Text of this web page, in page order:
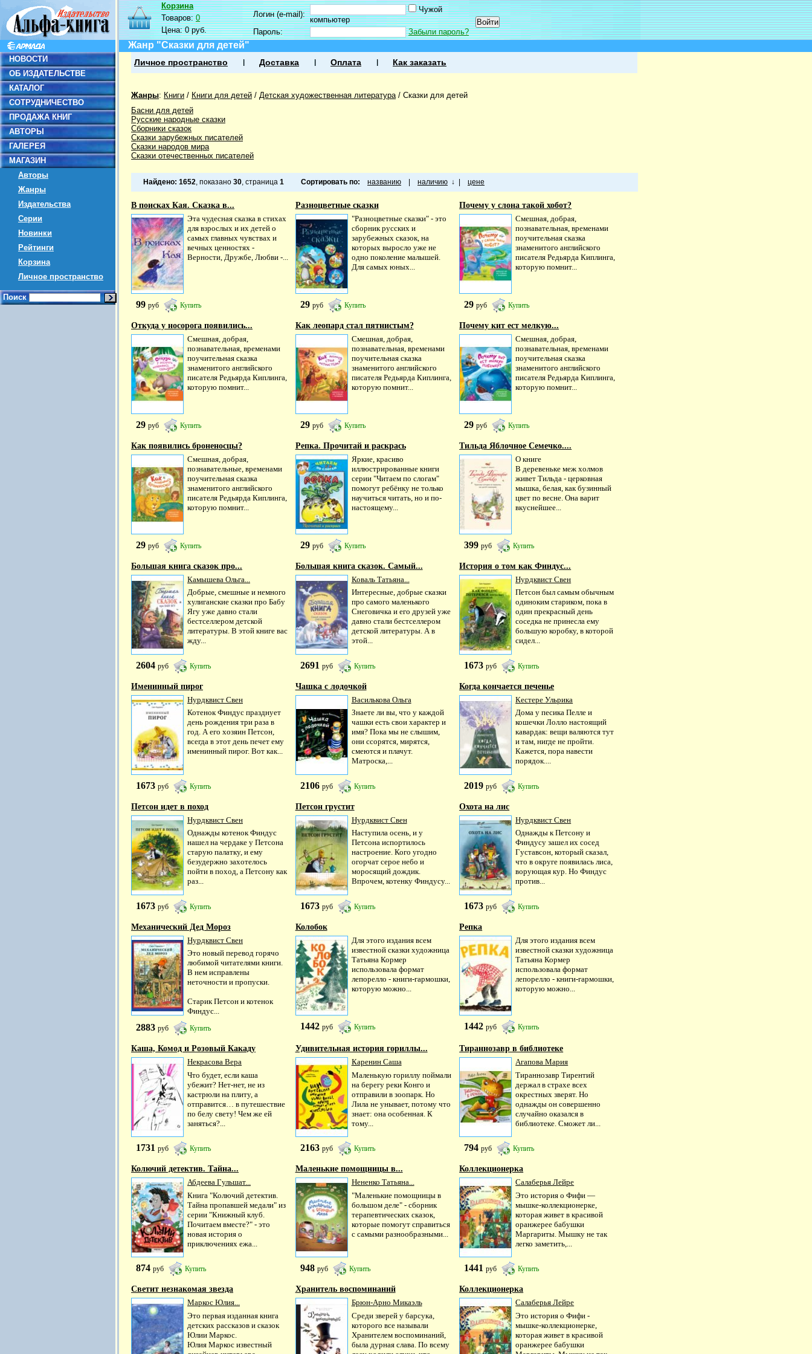
НОВОСТИ
ОБ ИЗДАТЕЛЬСТВЕ
КАТАЛОГ
СОТРУДНИЧЕСТВО
ПРОДАЖА КНИГ
АВТОРЫ
ГАЛЕРЕЯ
МАГАЗИН
Авторы
Жанры
Издательства
Серии
Новинки
Рейтинги
Корзина
Личное пространство
Поиск
Корзина
Товаров:0
Цена:0 руб.
Логин (e-mail):
Чужой
компьютер
Пароль:
Забыли пароль?
Жанр "Сказки для детей"
Личное пространство Доставка Оплата Как заказать
Жанры: Книги / Книги для детей / Детская художественная литература/ Сказки для детей
Басни для детей
Русские народные сказки
Сборники сказок
Сказки зарубежных писателей
Сказки народов мира
Сказки отечественных писателей
Найдено: 1652, показано 30, страница 1 Сортировать по: названию наличию ↓ цене
В поисках Кая. Сказка в...
Эта чудесная сказка в стихах
для взрослых и их детей о
самых главных чувствах и
вечных ценностях -
Верности, Дружбе, Любви -...
99 руб Купить
Разноцветные сказки
"Разноцветные сказки" - это
сборник русских и
зарубежных сказок, на
которых выросло уже не
одно поколение малышей.
Для самых юных...
29 руб Купить
Почему у слона такой хобот?
Смешная, добрая,
познавательная, временами
поучительная сказка
знаменитого английского
писателя Редьярда Киплинга,
которую помнит...
29руб Купить
Откуда у носорога появились...
Смешная, добрая,
познавательная, временами
поучительная сказка
знаменитого английского
писателя Редьярда Киплинга,
которую помнит...
29 руб Купить
Как леопард стал пятнистым?
Смешная, добрая,
познавательная, временами
поучительная сказка
знаменитого английского
писателя Редьярда Киплинга,
которую помнит...
29 руб Купить
Почему кит ест мелкую...
Смешная, добрая,
познавательная, временами
поучительная сказка
знаменитого английского
писателя Редьярда Киплинга,
которую помнит...
29руб Купить
Как появились броненосцы?
Смешная, добрая,
познавательные, временами
поучительная сказка
знаменитого английского
писателя Редьярда Киплинга,
которую помнит...
29 руб Купить
Репка. Прочитай и раскрась
Яркие, красиво
иллюстрированные книги
серии "Читаем по слогам"
помогут ребёнку не только
научиться читать, но и по-
настоящему...
29 руб Купить
Тильда Яблочное Семечко....
О книге
В деревеньке меж холмов
живет Тильда - церковная
мышка, белая, как бузинный
цвет по весне. Она варит
вкуснейшее...
399руб Купить
Большая книга сказок про...
Камышева Ольга...
Добрые, смешные и немного
хулиганские сказки про Бабу
Ягу уже давно стали
бестселлером детской
литературы. В этой книге вас
жду...
2604 руб Купить
Большая книга сказок. Самый...
Коваль Татьяна...
Интересные, добрые сказки
про самого маленького
Снеговичка и его друзей уже
давно стали бестселлером
детской литературы. А в
этой...
2691 руб Купить
История о том как Финдус...
Нурдквист Свен
Петсон был самым обычным
одиноким стариком, пока в
один прекрасный день
соседка не принесла ему
большую коробку, в которой
сидел...
1673руб Купить
Именинный пирог
Нурдквист Свен
Котенок Финдус празднует
день рождения три раза в
год. А его хозяин Петсон,
всегда в этот день печет ему
именинный пирог. Вот как...
1673 руб Купить
Чашка с лодочкой
Василькова Ольга
Знаете ли вы, что у каждой
чашки есть свои характер и
имя? Пока мы не слышим,
они ссорятся, мирятся,
смеются и плачут.
Матроска,...
2106 руб Купить
Когда кончается печенье
Кестере Ульрика
Дома у песика Пелле и
кошечки Лолло настоящий
кавардак: вещи валяются тут
и там, нигде не пройти.
Кажется, пора навести
порядок....
2019руб Купить
Петсон идет в поход
Нурдквист Свен
Однажды котенок Финдус
нашел на чердаке у Петсона
старую палатку, и ему
безудержно захотелось
пойти в поход, а Петсону как
раз...
1673 руб Купить
Петсон грустит
Нурдквист Свен
Наступила осень, и у
Петсона испортилось
настроение. Кого угодно
огорчат серое небо и
моросящий дождик.
Впрочем, котенку Финдусу...
1673 руб Купить
Охота на лис
Нурдквист Свен
Однажды к Петсону и
Финдусу зашел их сосед
Густавсон, который сказал,
что в округе появилась лиса,
ворующая кур. Но Финдус
против...
1673руб Купить
Механический Дед Мороз
Нурдквист Свен
Это новый перевод горячо
любимой читателями книги.
В нем исправлены
неточности и пропуски.
Старик Петсон и котенок
Финдус...
2883 руб Купить
Колобок
Для этого издания всем
известной сказки художница
Татьяна Кормер
использовала формат
лепорелло - книги-гармошки,
которую можно...
1442 руб Купить
Репка
Для этого издания всем
известной сказки художница
Татьяна Кормер
использовала формат
лепорелло - книги-гармошки,
которую можно...
1442руб Купить
Каша, Комод и Розовый Какаду
Некрасова Вера
Что будет, если каша
убежит? Нет-нет, не из
кастрюли на плиту, а
отправится… в путешествие
по белу свету! Чем же ей
заняться?...
1731 руб Купить
Удивительная история гориллы...
Каренин Саша
Маленькую гориллу поймали
на берегу реки Конго и
отправили в зоопарк. Но
Лила не унывает, потому что
знает: она особенная. К
тому...
2163 руб Купить
Тираннозавр в библиотеке
Агапова Мария
Тираннозавр Тирентий
держал в страхе всех
окрестных зверят. Но
однажды он совершенно
случайно оказался в
библиотеке. Сможет ли...
794руб Купить
Колючий детектив. Тайна...
Абдеева Гульшат...
Книга "Колючий детектив.
Тайна пропавшей медали" из
серии "Книжный клуб.
Почитаем вместе?" - это
новая история о
приключениях ежа...
874 руб Купить
Маленькие помощницы в...
Нененко Татьяна...
"Маленькие помощницы в
большом деле" - сборник
терапевтических сказок,
которые помогут справиться
с самыми разнообразными...
948 руб Купить
Коллекционерка
Салаберья Лейре
Это история о Фифи —
мышке-коллекционерке,
которая живет в красивой
оранжерее бабушки
Маргариты. Мышку не так
легко заметить,...
1441руб Купить
Светит незнакомая звезда
Маркос Юлия...
Это первая изданная книга
детских рассказов и сказок
Юлии Маркос.
Юлия Маркос известный
Хранитель воспоминаний
Брюн-Арно Микаэль
Среди зверей у барсука,
которого все называли
Хранителем воспоминаний,
была дурная слава. По всему
Коллекционерка
Салаберья Лейре
Это история о Фифи -
мышке-коллекционерке,
которая живет в красивой
оранжерее бабушки